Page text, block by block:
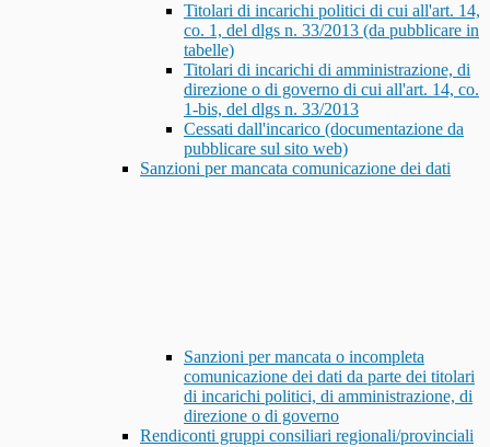
Titolari di incarichi politici di cui all'art. 14,
co. 1, del dlgs n. 33/2013 (da pubblicare in
tabelle)
Titolari di incarichi di amministrazione, di
direzione o di governo di cui all'art. 14, co.
1-bis, del dlgs n. 33/2013
Cessati dall'incarico (documentazione da
pubblicare sul sito web)
Sanzioni per mancata comunicazione dei dati
Sanzioni per mancata o incompleta
comunicazione dei dati da parte dei titolari
di incarichi politici, di amministrazione, di
direzione o di governo
Rendiconti gruppi consiliari regionali/provinciali